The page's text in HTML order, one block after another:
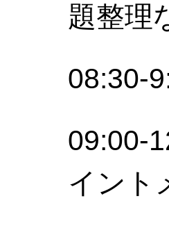
題整理
08:30-
09:00-
イント